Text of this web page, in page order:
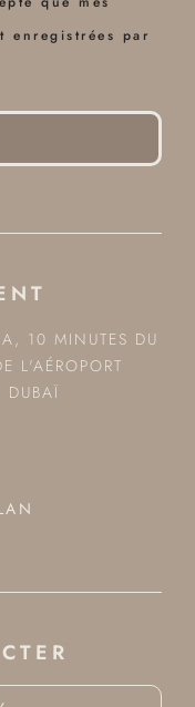
enregistrées par
10 MINUTES DU
L'AÉROPORT
DUBAÏ